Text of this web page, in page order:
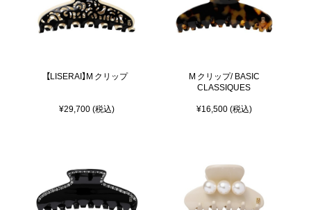
【LISERAI】M クリップ
¥29,700 (税込)
M クリップ/ BASIC
CLASSIQUES
¥16,500 (税込)